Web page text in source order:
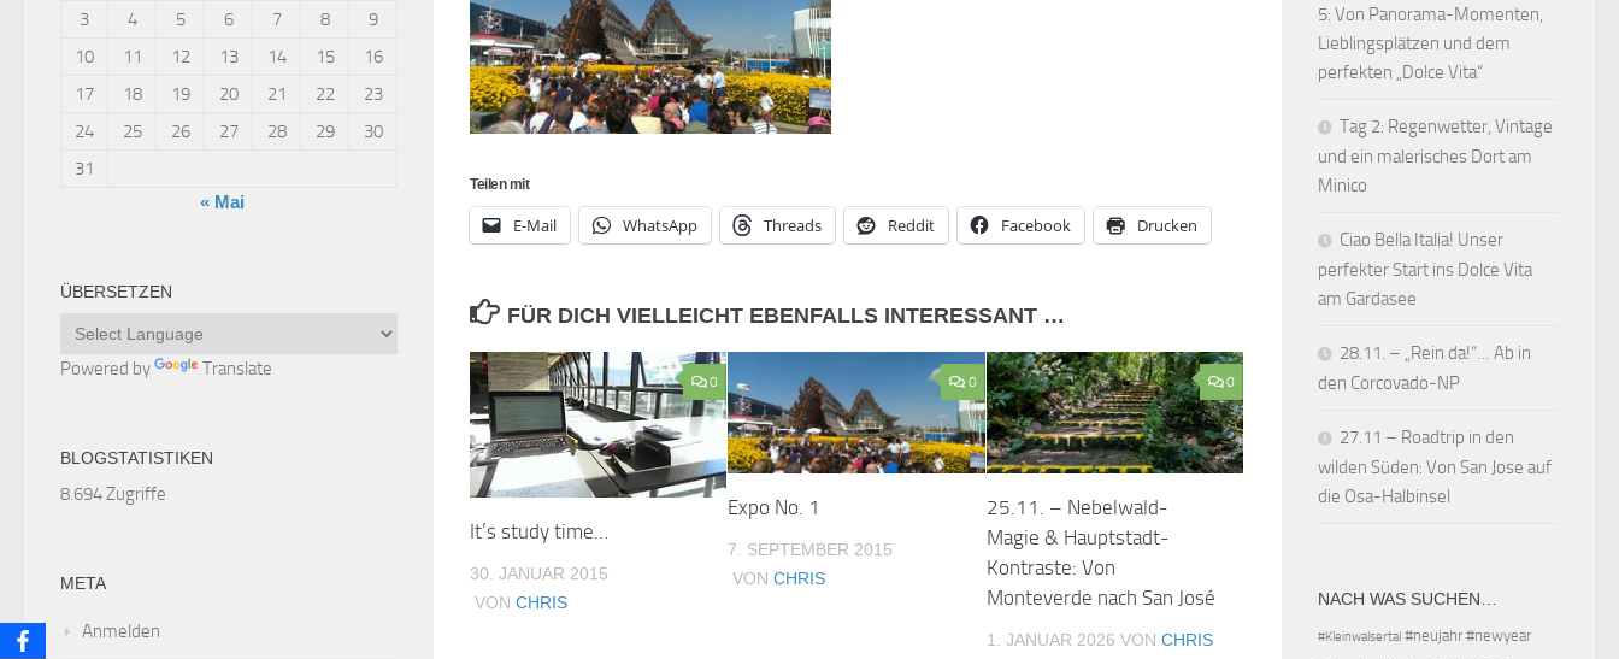
Teilen mit
E-Mail WhatsApp Threads Reddit Facebook Drucken
FÜR DICH VIELLEICHT EBENFALLS INTERESSANT …
0
It’s study time…
30. JANUAR 2015
VON CHRIS
0
Expo No. 1
7. SEPTEMBER 2015
VONCHRIS
0
25.11. – Nebelwald-
Magie & Hauptstadt-
Kontraste: Von
Monteverde nach San José
1. JANUAR 2026 VON CHRIS
3
4 5 6 7 8
9
10
11 12 13 14 15
16
17
18 19 20 21 22
23
24
25 26 27 28 29
30
31
« Mai
ÜBERSETZEN
Powered by Translate
BLOGSTATISTIKEN
8.694 Zugriffe
META
Anmelden
5: Von Panorama-Momenten,
Lieblingsplätzen und dem
perfekten „Dolce Vita“
Tag 2: Regenwetter, Vintage
und ein malerisches Dort am
Minico
Ciao Bella Italia! Unser
perfekter Start ins Dolce Vita
am Gardasee
28.11. – „Rein da!“… Ab in
den Corcovado-NP
27.11 – Roadtrip in den
wilden Süden: Von San Jose auf
die Osa-Halbinsel
NACH WAS SUCHEN…
#Kleinwalsertal #neujahr #newyear